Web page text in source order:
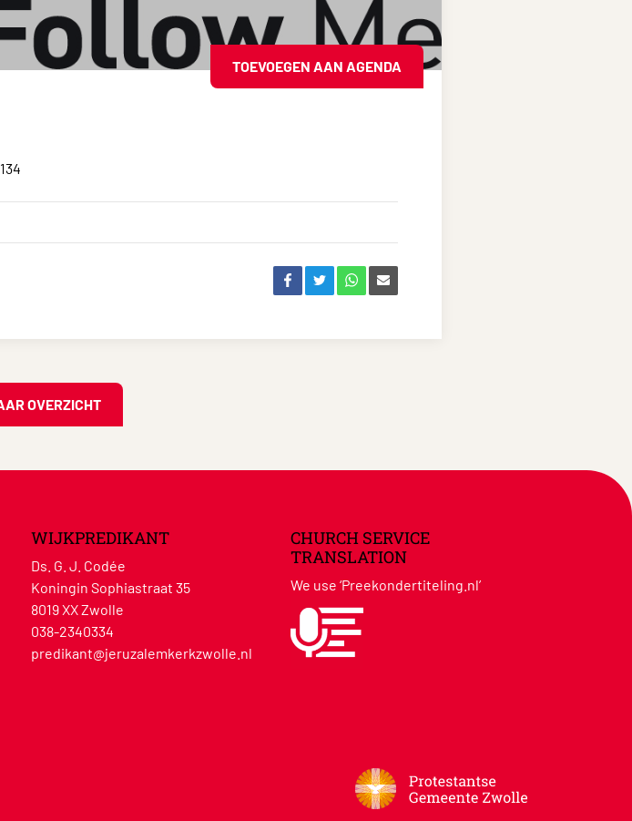
TOEVOEGEN AAN AGENDA
OVERZICHT
WIJKPREDIKANT
Ds. G. J. Codée
Koningin Sophiastraat 35
8019 XX Zwolle
038-2340334
predikant@jeruzalemkerkzwolle.nl
CHURCH SERVICE
TRANSLATION
We use ‘Preekondertiteling.nl’